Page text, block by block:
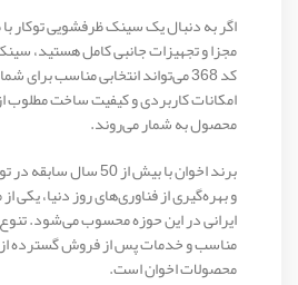
اگر به دنبال یک سینک ظرفشویی توکار
مجزا و تجهیزات جانبی کامل هستید،
کد 368 می‌تواند انتخابی مناسب
امکانات کاربردی و کیفیت ساخت مطلوب
محصول به شمار می‌روند.
برند اخوان با بیش از 50
و بهره‌گیری از فناوری‌های روز دنیا، یکی
ایرانی در این حوزه محسوب می‌شود.
مناسب و خدمات پس از فروش گسترده
محصولات اخوان است.